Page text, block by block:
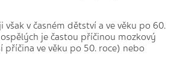
v časném dětství a ve věku po 60.
je častou příčinou mozkový
příčina ve věku po 50. roce) nebo